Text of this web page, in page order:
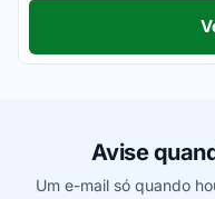
Avise
Um e-mail só quando